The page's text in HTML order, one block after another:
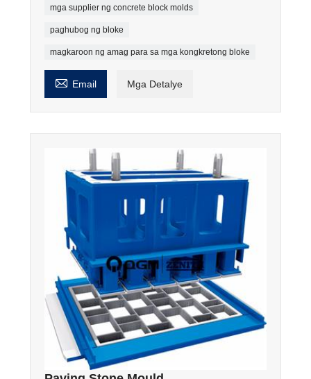
mga supplier ng concrete block molds
paghubog ng bloke
magkaroon ng amag para sa mga kongkretong bloke
 Email Mga Detalye